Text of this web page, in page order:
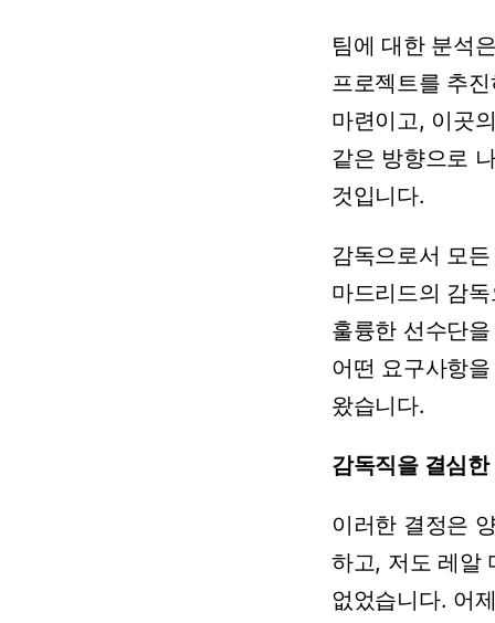
팀에 대한 분석
프로젝트를 추
마련이고, 이곳
같은 방향으로
것입니다.
감독으로서 모든
마드리드의 감
훌륭한 선수단을
어떤 요구사항을
왔습니다.
감독직을 결심한
이러한 결정은
하고, 저도 레알
없었습니다. 어